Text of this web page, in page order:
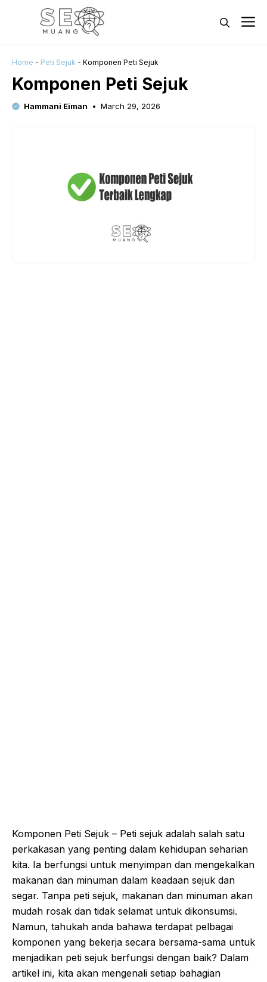
Home - Peti Sejuk - Komponen Peti Sejuk
Komponen Peti Sejuk
Hammani Eiman March 29, 2026
Komponen Peti Sejuk – Peti sejuk adalah salah satu
perkakasan yang penting dalam kehidupan seharian
kita. Ia berfungsi untuk menyimpan dan mengekalkan
makanan dan minuman dalam keadaan sejuk dan
segar. Tanpa peti sejuk, makanan dan minuman akan
mudah rosak dan tidak selamat untuk dikonsumsi.
Namun, tahukah anda bahawa terdapat pelbagai
komponen yang bekerja secara bersama-sama untuk
menjadikan peti sejuk berfungsi dengan baik? Dalam
artikel ini, kita akan mengenali setiap bahagian